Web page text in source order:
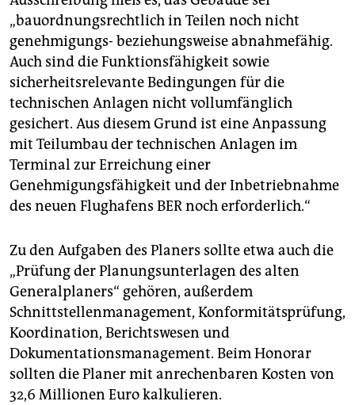
„bauordnungsrechtlich in Teilen noch nicht
genehmigungs- beziehungsweise abnahmefähig.
Auch sind die Funktionsfähigkeit sowie
sicherheitsrelevante Bedingungen für die
technischen Anlagen nicht vollumfänglich
gesichert. Aus diesem Grund ist eine Anpassung
mit Teilumbau der technischen Anlagen im
Terminal zur Erreichung einer
Genehmigungsfähigkeit und der Inbetriebnahme
des neuen Flughafens BER noch erforderlich.“
Zu den Aufgaben des Planers sollte etwa auch die
„Prüfung der Planungsunterlagen des alten
Generalplaners“ gehören, außerdem
Schnittstellenmanagement, Konformitätsprüfung,
Koordination, Berichtswesen und
Dokumentationsmanagement. Beim Honorar
sollten die Planer mit anrechenbaren Kosten von
32,6 Millionen Euro kalkulieren.